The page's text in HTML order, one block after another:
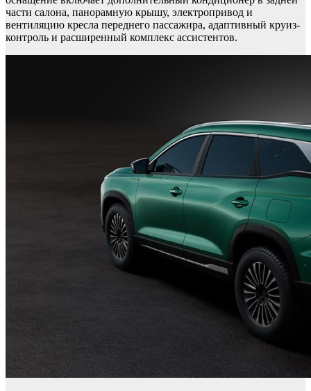
части салона, панорамную крышу, электропривод и
вентиляцию кресла переднего пассажира, адаптивный круиз-
контроль и расширенный комплекс ассистентов.